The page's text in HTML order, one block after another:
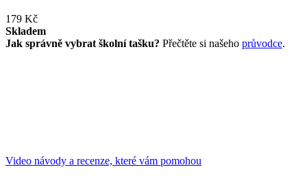
179 Kč
Skladem
Jak správně vybrat školní tašku? Přečtěte si našeho průvodce.
Video návody a recenze, které vám pomohou